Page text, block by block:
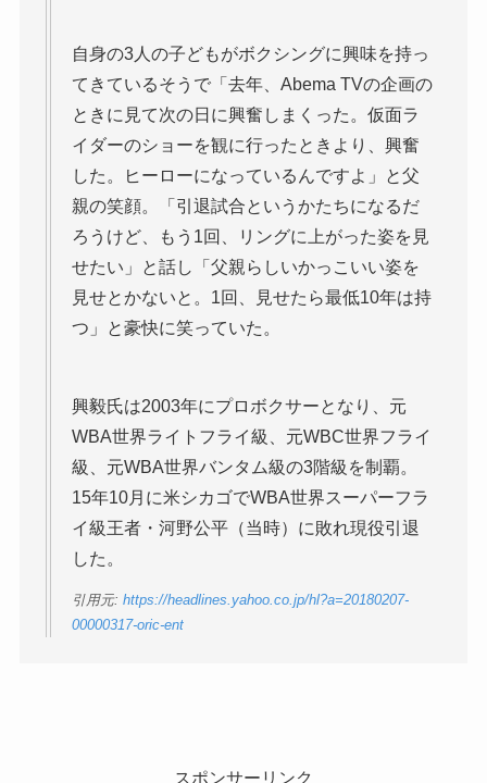
自身の3人の子どもがボクシングに興味を持っ
てきているそうで「去年、Abema TVの企画の
ときに見て次の日に興奮しまくった。仮面ラ
イダーのショーを観に行ったときより、興奮
した。ヒーローになっているんですよ」と父
親の笑顔。「引退試合というかたちになるだ
ろうけど、もう1回、リングに上がった姿を見
せたい」と話し「父親らしいかっこいい姿を
見せとかないと。1回、見せたら最低10年は持
つ」と豪快に笑っていた。
興毅氏は2003年にプロボクサーとなり、元
WBA世界ライトフライ級、元WBC世界フライ
級、元WBA世界バンタム級の3階級を制覇。
15年10月に米シカゴでWBA世界スーパーフラ
イ級王者・河野公平（当時）に敗れ現役引退
した。
引用元: https://headlines.yahoo.co.jp/hl?a=20180207-
00000317-oric-ent
スポンサーリンク